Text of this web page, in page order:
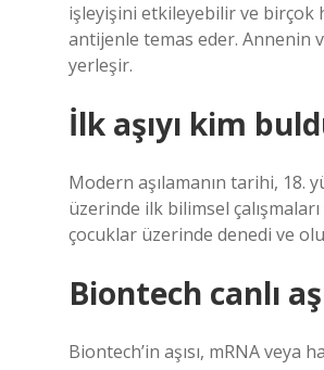
işleyişini etkileyebilir ve birçok
antijenle temas eder. Annenin
yerleşir.
İlk aşıyı kim
Modern aşılamanın tarihi, 18.
üzerinde ilk bilimsel
çocuklar üzerinde denedi ve
Biontech canlı
Biontech’in aşısı, mRNA veya